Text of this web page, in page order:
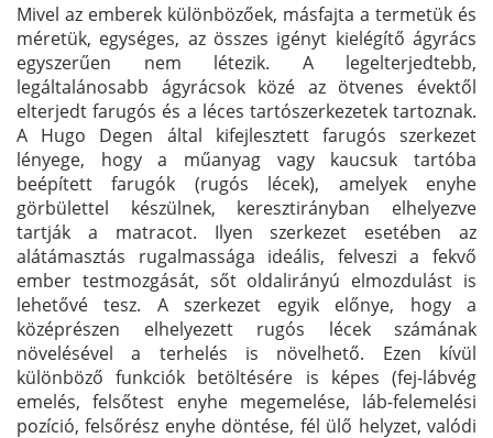
Mivel az emberek különbözőek, másfajta a termetük és
méretük, egységes, az összes igényt kielégítő ágyrács
egyszerűen nem létezik. A legelterjedtebb,
legáltalánosabb ágyrácsok közé az ötvenes évektől
elterjedt farugós és a léces tartószerkezetek tartoznak.
A Hugo Degen által kifejlesztett farugós szerkezet
lényege, hogy a műanyag vagy kaucsuk tartóba
beépített farugók (rugós lécek), amelyek enyhe
görbülettel készülnek, keresztirányban elhelyezve
tartják a matracot. Ilyen szerkezet esetében az
alátámasztás rugalmassága ideális, felveszi a fekvő
ember testmozgását, sőt oldalirányú elmozdulást is
lehetővé tesz. A szerkezet egyik előnye, hogy a
középrészen elhelyezett rugós lécek számának
növelésével a terhelés is növelhető. Ezen kívül
különböző funkciók betöltésére is képes (fej-lábvég
emelés, felsőtest enyhe megemelése, láb-felemelési
pozíció, felsőrész enyhe döntése, fél ülő helyzet, valódi